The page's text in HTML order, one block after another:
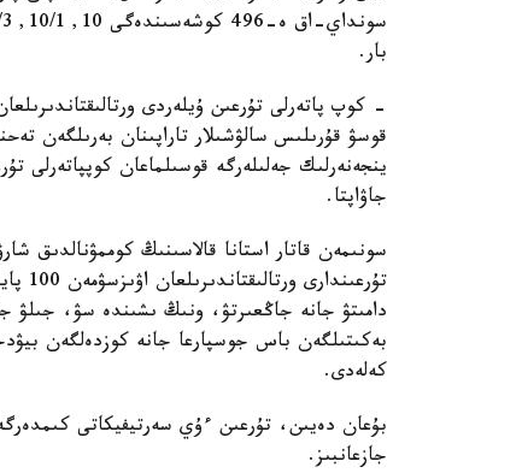
بار.
- كوپ پاتەرلى تۇرعىن ۇيلەردى
قوسۋ قۇرىلىس سالۋشىلار تاراپىنان بەرىلگەن
ينجەنەرلىك جەلىلەرگە قوسىلماعان كوپپاتەرلى
جاۋاپتا.
سونىمەن قاتار استانا قالاسىنىڭ كوممۋنالدىق
دامىتۋ جانە جاڭعىرتۋ، ونىڭ ىشىندە سۋ، جىلۋ
بەكىتىلگەن باس جوسپارعا جانە كوزدەلگەن
كەلەدى.
بۇعان دەيىن، تۇرعىن ءۇي سەرتيفيكاتى
جازعانبىز.